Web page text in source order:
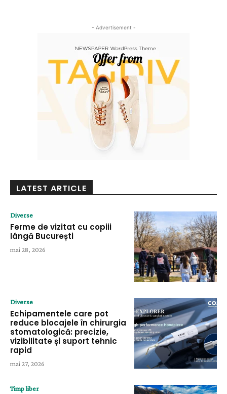
- Advertisement -
LATEST ARTICLE
Diverse
Ferme de vizitat cu copiii
lângă București
mai 28, 2026
Diverse
Echipamentele care pot
reduce blocajele în chirurgia
stomatologică: precizie,
vizibilitate și suport tehnic
rapid
mai 27, 2026
Timp liber